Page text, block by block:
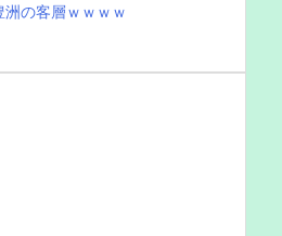
洲の客層ｗｗｗｗ